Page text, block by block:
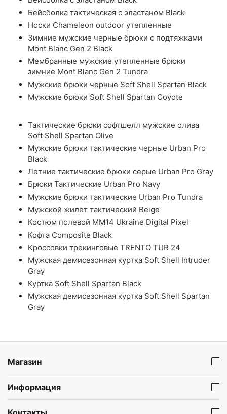
Бейсболка тактическая с эластаном Black
Носки Chameleon outdoor утепленные
Зимние мужские черные брюки с подтяжками
Mont Blanc Gen 2 Black
Мембранные мужские утепленные брюки
зимние Mont Blanc Gen 2 Tundra
Мужские брюки черные Soft Shell Spartan Black
Мужские брюки Soft Shell Spartan Coyote
Тактические брюки софтшелл мужские олива
Soft Shell Spartan Olive
Мужские брюки тактические черные Urban Pro
Black
Летние тактические брюки серые Urban Pro Gray
Брюки Тактические Urban Pro Navy
Мужские брюки тактические Urban Pro Tundra
Мужской жилет тактический Beige
Костюм полевой ММ14 Ukraine Digital Pixel
Кофта Composite Black
Кроссовки трекинговые TRENTO TUR 24
Мужская демисезонная куртка Soft Shell Intruder
Gray
Куртка Soft Shell Spartan Black
Мужская демисезонная куртка Soft Shell Spartan
Gray
Магазин
Информация